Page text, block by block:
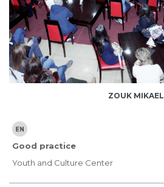
ZOUK MIKAEL
Good practice
Youth and Culture Center